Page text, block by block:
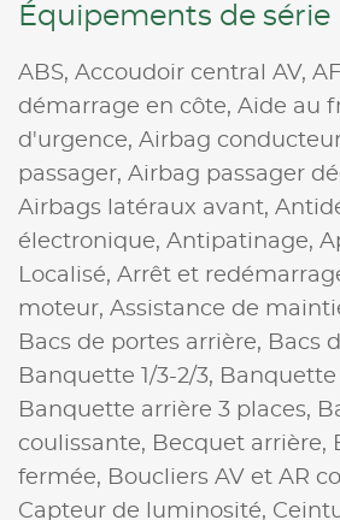
Équipements de série
ABS, Accoudoir central AV,
démarrage en côte, Aide au
d'urgence, Airbag
passager, Airbag passager
Airbags latéraux avant,
électronique, Antipatinage,
Localisé, Arrêt et
moteur, Assistance de
Bacs de portes arrière, Bacs
Banquette 1/3-2/3,
Banquette arrière 3 places,
coulissante, Becquet arrière,
fermée, Boucliers AV et AR
Capteur de luminosité,